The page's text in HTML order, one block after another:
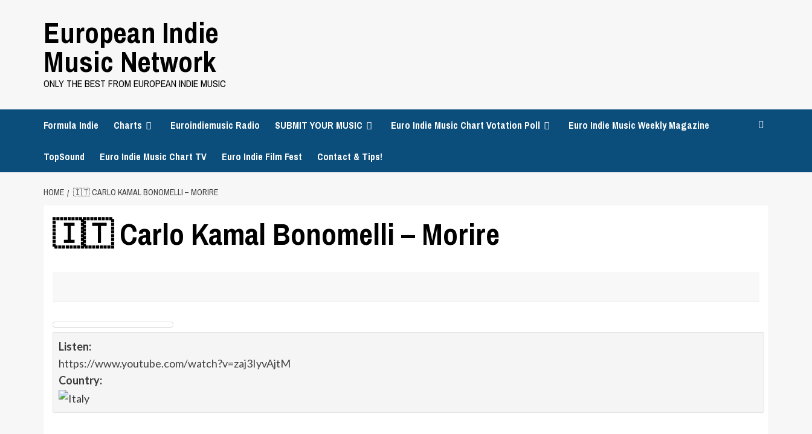
European Indie
Music Network
ONLY THE BEST FROM EUROPEAN INDIE MUSIC
Formula Indie Charts Euroindiemusic Radio SUBMIT YOUR MUSIC Euro Indie Music Chart Votation Poll Euro Indie Music Weekly Magazine
TopSound Euro Indie Music Chart TV Euro Indie Film Fest Contact & Tips!
HOME 🇮🇹 CARLO KAMAL BONOMELLI – MORIRE
🇮🇹 Carlo Kamal Bonomelli – Morire
Listen:
https://www.youtube.com/watch?v=zaj3IyvAjtM
Country: